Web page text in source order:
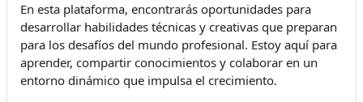
En esta plataforma, encontrarás oportunidades para
desarrollar habilidades técnicas y creativas que preparan
para los desafíos del mundo profesional. Estoy aquí para
aprender, compartir conocimientos y colaborar en un
entorno dinámico que impulsa el crecimiento.